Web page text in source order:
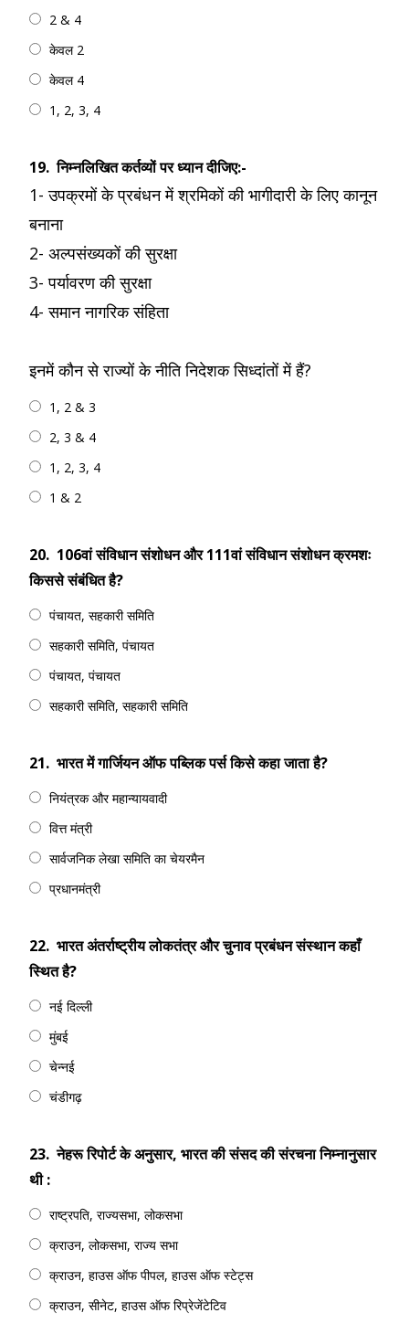
2 & 4
केवल 2
केवल 4
1, 2, 3, 4
19. निम्नलिखित कर्तव्यों पर ध्यान दीजिए:-
1- उपक्रमों के प्रबंधन में श्रमिकों की भागीदारी के लिए कानून
बनाना
2- अल्पसंख्यकों की सुरक्षा
3- पर्यावरण की सुरक्षा
4- समान नागरिक संहिता
इनमें कौन से राज्यों के नीति निदेशक सिध्दांतों में हैं?
1, 2 & 3
2, 3 & 4
1, 2, 3, 4
1 & 2
20. 106वां संविधान संशोधन और 111वां संविधान संशोधन क्रमशः
किससे संबंधित है?
पंचायत, सहकारी समिति
सहकारी समिति, पंचायत
पंचायत, पंचायत
सहकारी समिति, सहकारी समिति
21. भारत में गार्जियन ऑफ पब्लिक पर्स किसे कहा जाता है?
नियंत्रक और महान्यायवादी
वित्त मंत्री
सार्वजनिक लेखा समिति का चेयरमैन
प्रधानमंत्री
22. भारत अंतर्राष्ट्रीय लोकतंत्र और चुनाव प्रबंधन संस्थान कहाँ
स्थित है?
नई दिल्ली
मुंबई
चेन्नई
चंडीगढ़
23. नेहरू रिपोर्ट के अनुसार, भारत की संसद की संरचना निम्नानुसार
थी :
राष्ट्रपति, राज्यसभा, लोकसभा
क्राउन, लोकसभा, राज्य सभा
क्राउन, हाउस ऑफ पीपल, हाउस ऑफ स्टेट्स
क्राउन, सीनेट, हाउस ऑफ रिप्रेजेंटेटिव